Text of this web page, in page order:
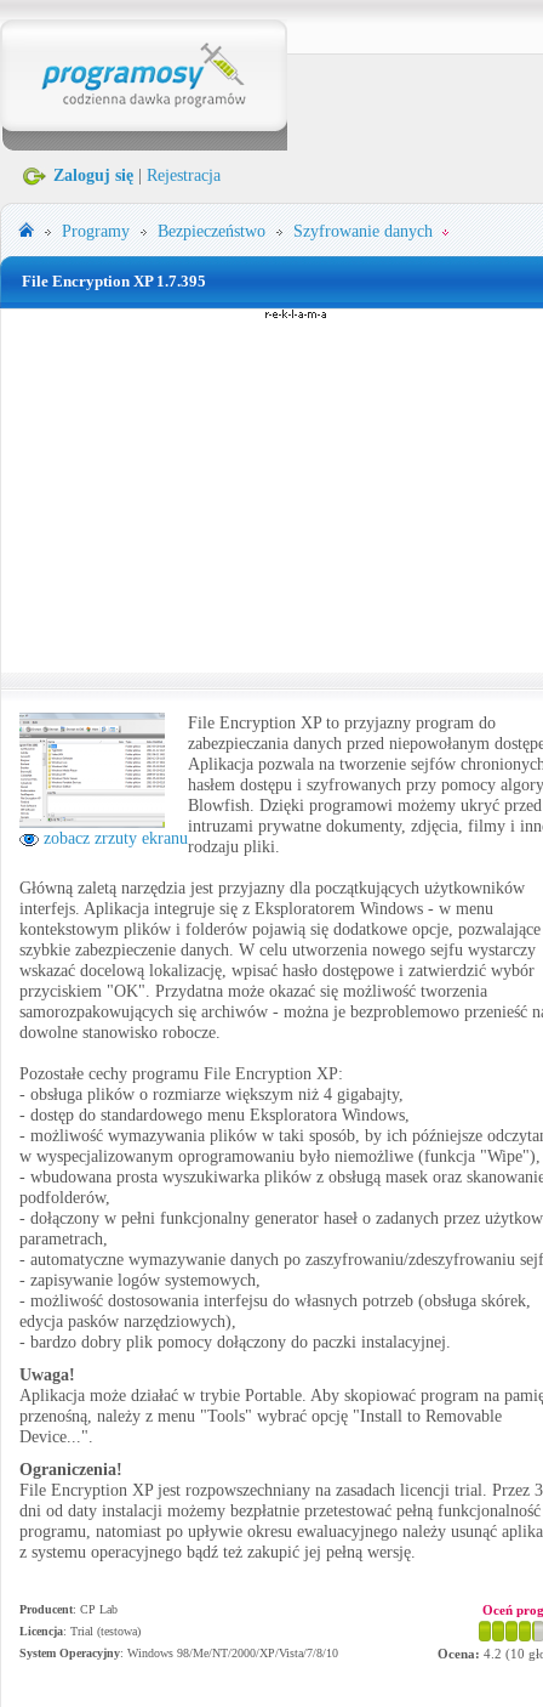
Zaloguj się Rejestracja
Programy Bezpieczeństwo Szyfrowanie danych
File Encryption XP 1.7.395
zobacz zrzuty ekranu
File Encryption XP to przyjazny program do
zabezpieczania danych przed niepowołanym
Aplikacja pozwala na tworzenie sejfów
hasłem dostępu i szyfrowanych przy pomocy
Blowfish. Dzięki programowi możemy ukryć przed
intruzami prywatne dokumenty, zdjęcia, filmy i
rodzaju pliki.
Główną zaletą narzędzia jest przyjazny dla początkujących użytkowników
interfejs. Aplikacja integruje się z Eksploratorem Windows - w menu
kontekstowym plików i folderów pojawią się dodatkowe opcje, pozwalające
szybkie zabezpieczenie danych. W celu utworzenia nowego sejfu wystarczy
wskazać docelową lokalizację, wpisać hasło dostępowe i zatwierdzić wybór
przyciskiem "OK". Przydatna może okazać się możliwość tworzenia
samorozpakowujących się archiwów - można je bezproblemowo przenieść
dowolne stanowisko robocze.
Pozostałe cechy programu File Encryption XP:
- obsługa plików o rozmiarze większym niż 4 gigabajty,
- dostęp do standardowego menu Eksploratora Windows,
- możliwość wymazywania plików w taki sposób, by ich późniejsze
w wyspecjalizowanym oprogramowaniu było niemożliwe (funkcja "Wipe"),
- wbudowana prosta wyszukiwarka plików z obsługą masek oraz
podfolderów,
- dołączony w pełni funkcjonalny generator haseł o zadanych przez
parametrach,
- automatyczne wymazywanie danych po zaszyfrowaniu/zdeszyfrowaniu
- zapisywanie logów systemowych,
- możliwość dostosowania interfejsu do własnych potrzeb (obsługa skórek,
edycja pasków narzędziowych),
- bardzo dobry plik pomocy dołączony do paczki instalacyjnej.
Uwaga!
Aplikacja może działać w trybie Portable. Aby skopiować program na
przenośną, należy z menu "Tools" wybrać opcję "Install to Removable
Device...".
Ograniczenia!
File Encryption XP jest rozpowszechniany na zasadach licencji trial. Przez
dni od daty instalacji możemy bezpłatnie przetestować pełną funkcjonalność
programu, natomiast po upływie okresu ewaluacyjnego należy usunąć
z systemu operacyjnego bądź też zakupić jej pełną wersję.
Producent: CP Lab
Licencja: Trial (testowa)
System Operacyjny: Windows 98/Me/NT/2000/XP/Vista/7/8/10
Oceń
Ocena: 4.2 (10